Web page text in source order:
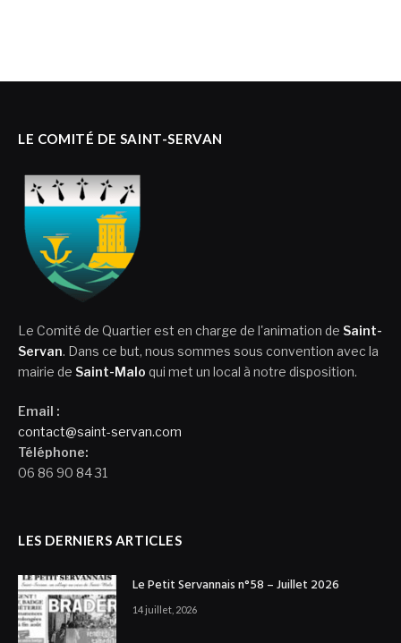
LE COMITÉ DE SAINT-SERVAN
Le Comité de Quartier est en charge de l'animation de Saint-
Servan. Dans ce but, nous sommes sous convention avec la
mairie de Saint-Malo qui met un local à notre disposition.
Email :
contact@saint-servan.com
Téléphone:
06 86 90 84 31
LES DERNIERS ARTICLES
Le Petit Servannais n°58 – Juillet 2026
14 juillet, 2026